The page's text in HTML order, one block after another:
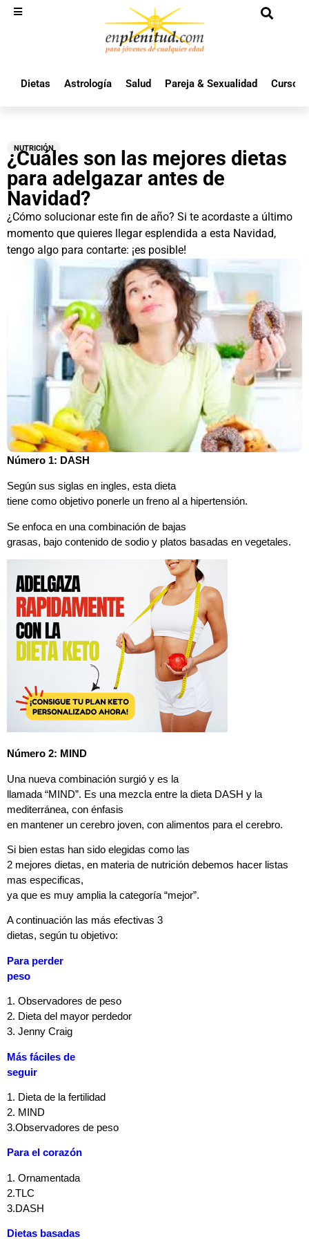
Dietas Astrología Salud Pareja & Sexualidad Cursos
NUTRICIÓN
¿Cuáles son las mejores dietas
para adelgazar antes de
Navidad?
¿Cómo solucionar este fin de año? Si te acordaste a último
momento que quieres llegar esplendida a esta Navidad,
tengo algo para contarte: ¡es posible!
Número 1: DASH
Según sus siglas en ingles, esta dieta
tiene como objetivo ponerle un freno al a hipertensión.
Se enfoca en una combinación de bajas
grasas, bajo contenido de sodio y platos basadas en vegetales.
Número 2: MIND
Una nueva combinación surgió y es la
llamada “MIND”. Es una mezcla entre la dieta DASH y la
mediterránea, con énfasis
en mantener un cerebro joven, con alimentos para el cerebro.
Si bien estas han sido elegidas como las
2 mejores dietas, en materia de nutrición debemos hacer listas
mas especificas,
ya que es muy amplia la categoría “mejor”.
A continuación las más efectivas 3
dietas, según tu objetivo:
Para perder
peso
1. Observadores de peso
2. Dieta del mayor perdedor
3. Jenny Craig
Más fáciles de
seguir
1. Dieta de la fertilidad
2. MIND
3.Observadores de peso
Para el corazón
1. Ornamentada
2.TLC
3.DASH
Dietas basadas